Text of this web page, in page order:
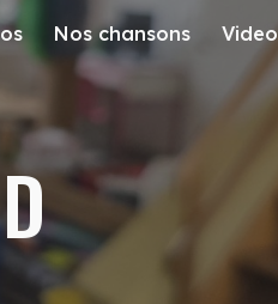
Nos chansons Video